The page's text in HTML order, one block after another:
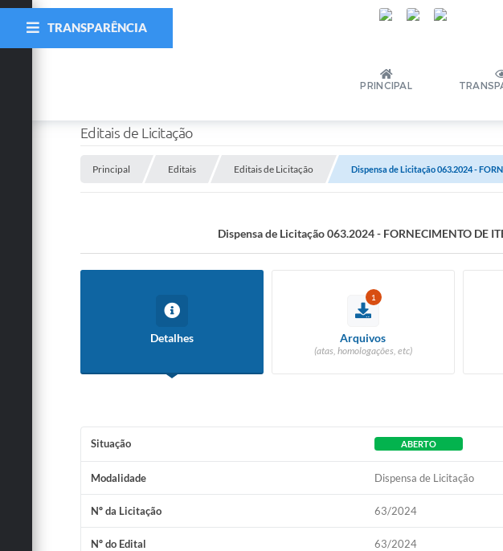
PRINCIPAL
TRANSPARÊNCIA
Editais de Licitação
Principal Editais Editais de Licitação Dispensa de Licitação 063.2024 -
Dispensa de Licitação 063.2024 - FORNECIMENTO DE
Detalhes
1
Arquivos
(atas, homologações, etc)
Situação ABERTO
Modalidade Dispensa de Licitação
Nº da Licitação 63/2024
Nº do Edital 63/2024